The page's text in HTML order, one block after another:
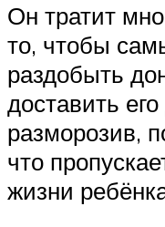
Он тратит
то, чтобы
раздобыть
доставить
разморозив,
что
жизни